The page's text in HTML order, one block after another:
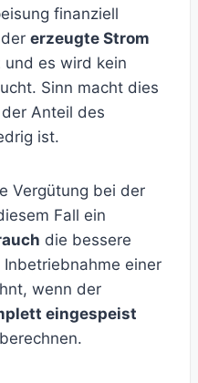
finanziell
erzeugte Strom
und es wird kein
Sinn macht dies
Anteil des
ist.
Vergütung bei der
Fall ein
die bessere
einer
wenn der
eingespeist